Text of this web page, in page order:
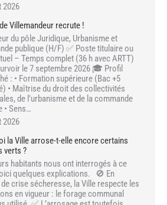
2026
Villemandeur recrute !
du pôle Juridique, Urbanisme et
publique (H/F) ✅ Poste titulaire ou
– Temps complet (36 h avec ARTT)
le 7 septembre 2026 🎓 Profil
: • Formation supérieure (Bac +5
• Maîtrise du droit des collectivités
de l’urbanisme et de la commande
• Sens…
2026
la Ville arrose-t-elle encore certains
verts ?
habitants nous ont interrogés à ce
quelques explications. 🚫 En
crise sécheresse, la Ville respecte les
en vigueur : le forage communal